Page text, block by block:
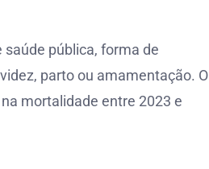
pública, forma de
parto ou amamentação. O
mortalidade entre 2023 e